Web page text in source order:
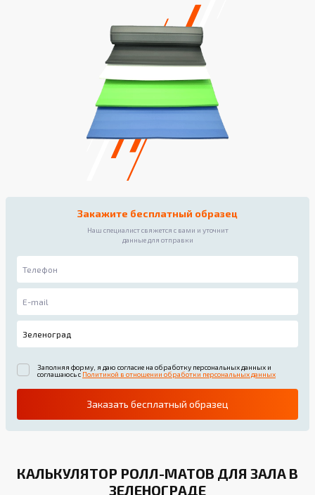
Закажите бесплатный образец
Наш специалист свяжется с вами и уточнит
данные для отправки
Заполняя форму, я даю согласие на обработку персональных данных и
соглашаюсь с Политикой в отношении обработки персональных данных
Заказать бесплатный образец
КАЛЬКУЛЯТОР РОЛЛ-МАТОВ ДЛЯ ЗАЛА В
ЗЕЛЕНОГРАДЕ